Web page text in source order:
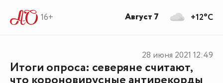
16+
Итоги опроса: северяне считают,
28 июня 2021 12:49
+12°C
Август 7